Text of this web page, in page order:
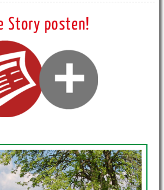
Story posten!